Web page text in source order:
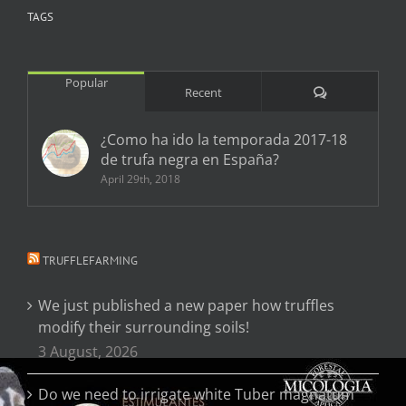
TAGS
Popular
Recent Comments
¿Como ha ido la temporada 2017-18
de trufa negra en España?
April 29th, 2018
TRUFFLEFARMING
We just published a new paper how truffles
modify their surrounding soils!
3 August, 2026
Do we need to irrigate white Tuber magnatum